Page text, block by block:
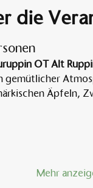
die
OT Alt
gemütlicher
Äpfeln,
Mehr